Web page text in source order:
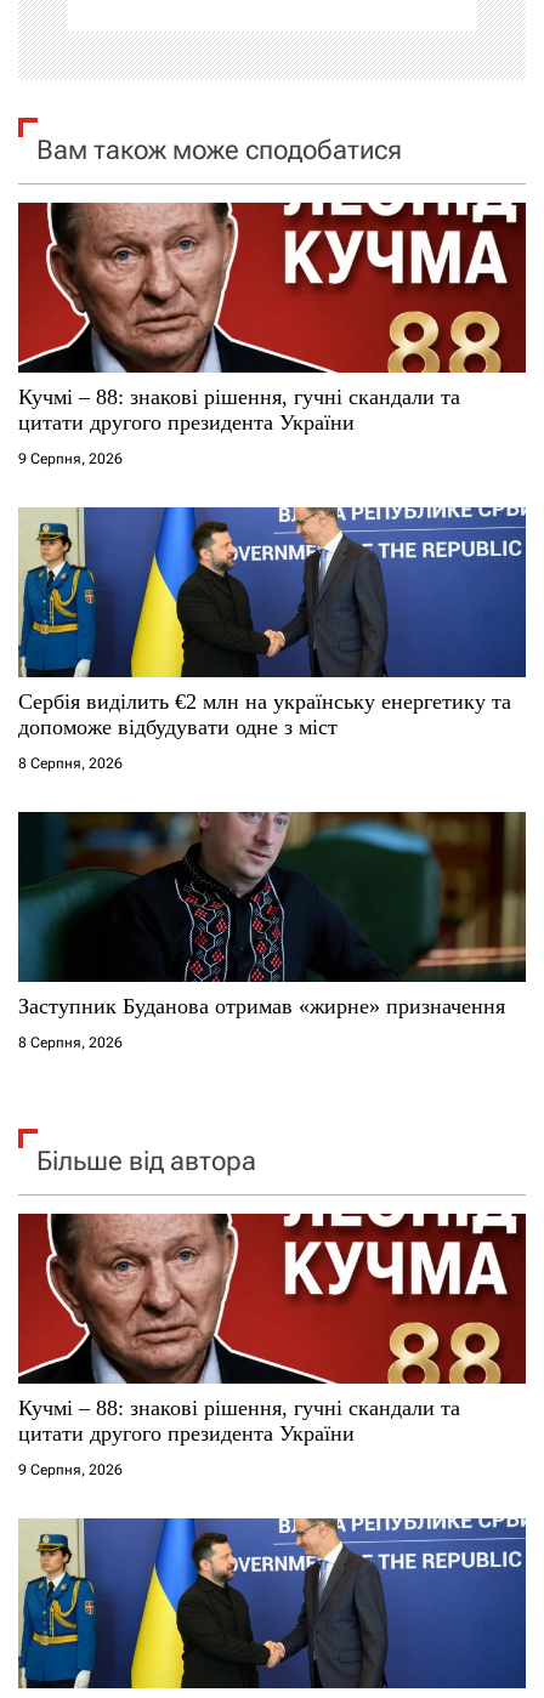
ц
і
я
з
и
с
і
в
Вам також може сподобатися
Кучмі – 88: знакові рішення, гучні скандали та
цитати другого президента України
9 Серпня, 2026
Сербія виділить €2 млн на українську енергетику та
допоможе відбудувати одне з міст
8 Серпня, 2026
Заступник Буданова отримав «жирне» призначення
8 Серпня, 2026
Більше від автора
Кучмі – 88: знакові рішення, гучні скандали та
цитати другого президента України
9 Серпня, 2026